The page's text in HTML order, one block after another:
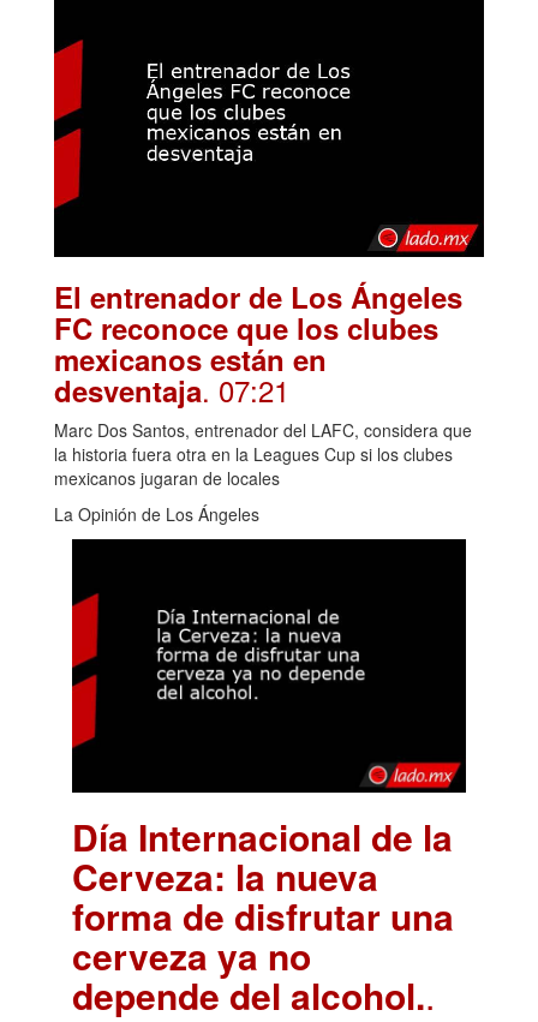
El entrenador de Los Ángeles
FC reconoce que los clubes
mexicanos están en
desventaja. 07:21
Marc Dos Santos, entrenador del LAFC, considera que
la historia fuera otra en la Leagues Cup si los clubes
mexicanos jugaran de locales
La Opinión de Los Ángeles
Día Internacional de la
Cerveza: la nueva
forma de disfrutar una
cerveza ya no
depende del alcohol..